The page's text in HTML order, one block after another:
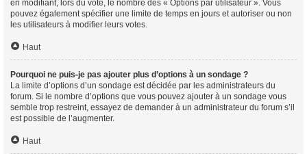
en modifiant, lors du vote, le nombre des « Options par utilisateur ». Vous
pouvez également spécifier une limite de temps en jours et autoriser ou non
les utilisateurs à modifier leurs votes.
Haut
Pourquoi ne puis-je pas ajouter plus d’options à un sondage ?
La limite d’options d’un sondage est décidée par les administrateurs du
forum. Si le nombre d’options que vous pouvez ajouter à un sondage vous
semble trop restreint, essayez de demander à un administrateur du forum s’il
est possible de l’augmenter.
Haut